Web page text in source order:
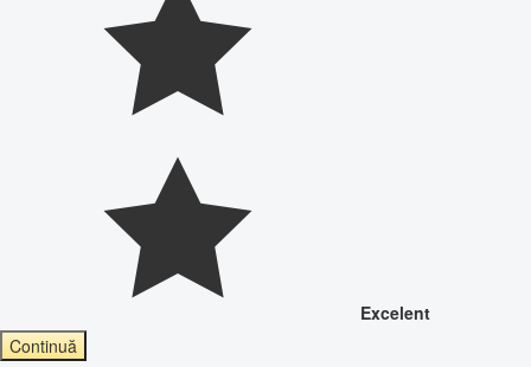
Excelent
Continuă